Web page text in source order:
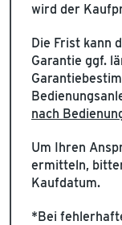
wird der
Die Frist kann
Garantie ggf.
nach
Um Ihren
ermitteln,
Kaufdatum.
*Bei